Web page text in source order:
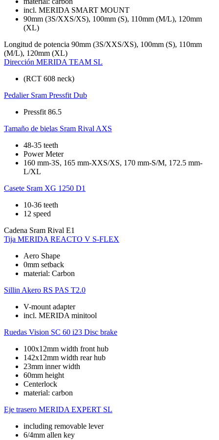
incl. MERIDA SMART MOUNT
90mm (3S/XXS/XS), 100mm (S), 110mm (M/L), 120mm
(XL)
Longitud de potencia 90mm (3S/XXS/XS), 100mm (S), 110mm
(M/L), 120mm (XL)
Dirección MERIDA TEAM SL
(RCT 608 neck)
Pedalier Sram Pressfit Dub
Pressfit 86.5
Tamaño de bielas Sram Rival AXS
48-35 teeth
Power Meter
160 mm-3S, 165 mm-XXS/XS, 170 mm-S/M, 172.5 mm-
L/XL
Casete Sram XG 1250 D1
10-36 teeth
12 speed
Cadena Sram Rival E1
Tija MERIDA REACTO V S-FLEX
Aero Shape
0mm setback
material: Carbon
Sillin Akero RS PAS T2.0
V-mount adapter
incl. MERIDA minitool
Ruedas Vision SC 60 i23 Disc brake
100x12mm width front hub
142x12mm width rear hub
23mm inner width
60mm height
Centerlock
material: carbon
Eje trasero MERIDA EXPERT SL
including removable lever
6/4mm allen key